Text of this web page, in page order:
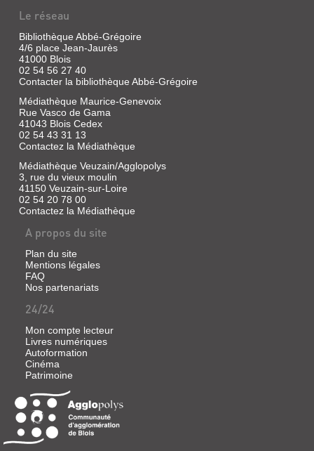
Le réseau
Bibliothèque Abbé-Grégoire
4/6 place Jean-Jaurès
41000 Blois
02 54 56 27 40
Contacter la bibliothèque Abbé-Grégoire
Médiathèque Maurice-Genevoix
Rue Vasco de Gama
41043 Blois Cedex
02 54 43 31 13
Contactez la Médiathèque
Médiathèque Veuzain/Agglopolys
3, rue du vieux moulin
41150 Veuzain-sur-Loire
02 54 20 78 00
Contactez la Médiathèque
A propos du site
Plan du site
Mentions légales
FAQ
Nos partenariats
24/24
Mon compte lecteur
Livres numériques
Autoformation
Cinéma
Patrimoine